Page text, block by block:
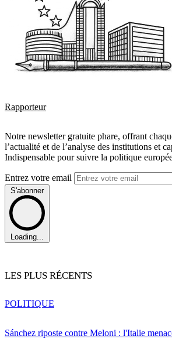
Rapporteur
Notre newsletter gratuite phare, offrant
l’actualité et de l’analyse des institutions et
Indispensable pour suivre la politique
Entrez votre email
S'abonner
Loading...
LES PLUS RÉCENTS
Sánchez riposte contre Meloni : l'Italie
POLITIQUE